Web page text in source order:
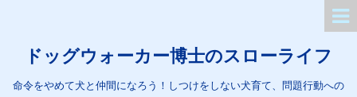
ドッグウォーカー博士のスローライフ
命令をやめて犬と仲間になろう！しつけをしない犬育て、問題行動への